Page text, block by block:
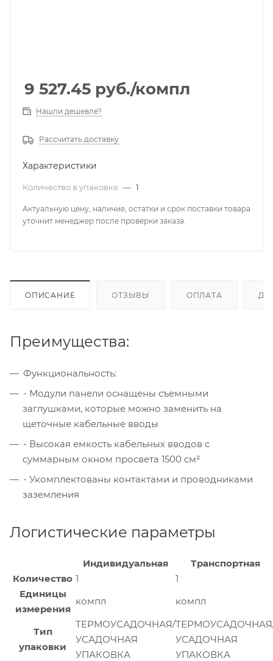
9 527.45 руб./компл
Нашли дешевле?
Рассчитать доставку
Характеристики
Количество в упаковке — 1
Актуальную цену, наличие, остатки и срок поставки товара
уточнит менеджер после проверки заказа.
ОПИСАНИЕ ОТЗЫВЫ ОПЛАТА
Преимущества:
Функциональность:
- Модули панели оснащены съемными
заглушками, которые можно заменить на
щеточные кабельные вводы
- Высокая емкость кабельных вводов с
суммарным окном просвета 1500 см²
- Укомплектованы контактами и проводниками
заземления
Логистические параметры
Индивидуальная
Транспортная
Количество 1
1
Единицы
измерения
компл компл
Тип
упаковки
ТЕРМОУСАДОЧНАЯ/
УСАДОЧНАЯ
УПАКОВКА
УСАДОЧНАЯ
УПАКОВКА